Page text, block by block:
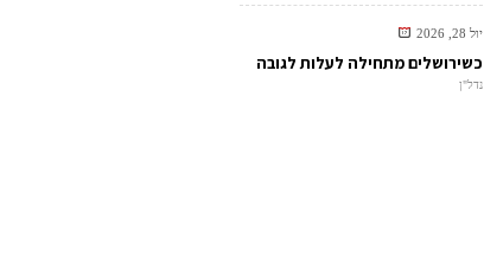
יול 28, 2026
כשירושלים מתחילה לעלות לגובה
נדל"ן